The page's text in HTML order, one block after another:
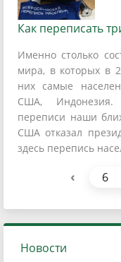
Как переписать
Именно столько
мира, в которых в
них самые
США, Индонезия.
переписи наши
США отказал
здесь перепись
‹ 6
Новости